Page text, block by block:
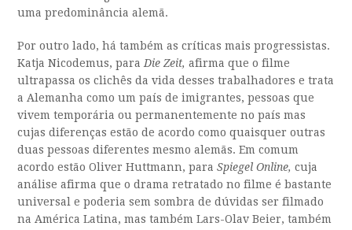
uma predominância alemã.
Por outro lado, há também as críticas mais progressistas.
Katja Nicodemus, paraDie Zeit,afirma que o filme
ultrapassa os clichês da vida desses trabalhadores e trata
a Alemanha como um país de imigrantes, pessoas que
vivem temporária ou permanentemente no país mas
cujas diferenças estão de acordo como quaisquer outras
duas pessoas diferentes mesmo alemãs. Em comum
acordo estão Oliver Huttmann, paraSpiegel Online,cuja
análise afirma que o drama retratado no filme é bastante
universal e poderia sem sombra de dúvidas ser filmado
na América Latina, mas também Lars-Olav Beier, também